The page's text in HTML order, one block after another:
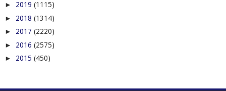
► 2019 (1115)
► 2018 (1314)
► 2017 (2220)
► 2016 (2575)
► 2015 (450)